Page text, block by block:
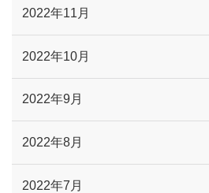
2022年11月
2022年10月
2022年9月
2022年8月
2022年7月